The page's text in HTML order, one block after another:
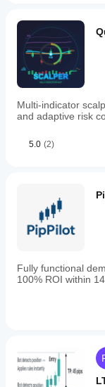
Multi-indicator
and adaptive risk
5.0 (2)
Fully functional
100% ROI within